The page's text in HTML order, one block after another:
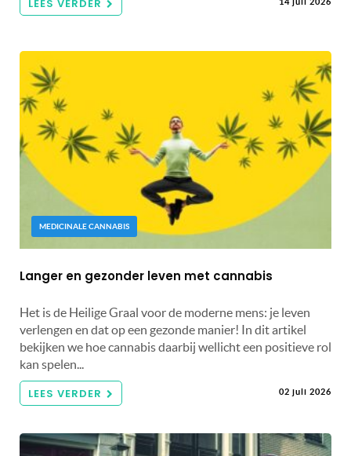
LEES VERDER
MEDICINALE CANNABIS
Langer en gezonder leven met cannabis
Het is de Heilige Graal voor de moderne mens: je leven
verlengen en dat op een gezonde manier! In dit artikel
bekijken we hoe cannabis daarbij wellicht een positieve rol
kan spelen...
LEES VERDER 02 juli 2026